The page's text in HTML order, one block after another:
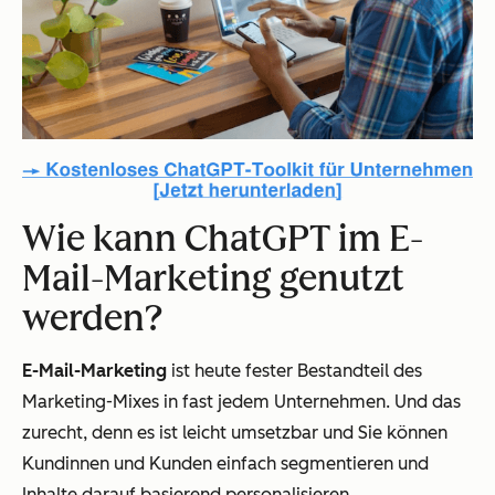
Wie kann ChatGPT im E-
Mail-Marketing genutzt
werden?
E-Mail-Marketing ist heute fester Bestandteil des
Marketing-Mixes in fast jedem Unternehmen. Und das
zurecht, denn es ist leicht umsetzbar und Sie können
Kundinnen und Kunden einfach segmentieren und